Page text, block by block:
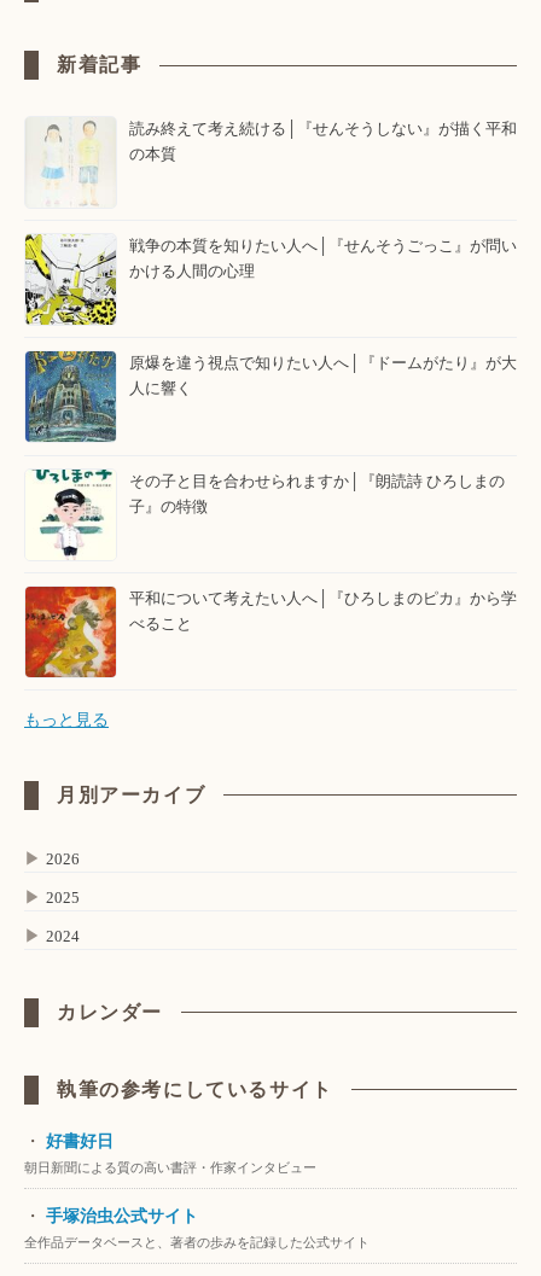
新着記事
読み終えて考え続ける│『せんそうしない』が描く平和
の本質
戦争の本質を知りたい人へ│『せんそうごっこ』が問い
かける人間の心理
原爆を違う視点で知りたい人へ│『ドームがたり』が大
人に響く
その子と目を合わせられますか│『朗読詩 ひろしまの
子』の特徴
平和について考えたい人へ│『ひろしまのピカ』から学
べること
もっと見る
月別アーカイブ
▶ 2026
▶ 2025
▶ 2024
カレンダー
執筆の参考にしているサイト
・ 好書好日
朝日新聞による質の高い書評・作家インタビュー
・ 手塚治虫公式サイト
全作品データベースと、著者の歩みを記録した公式サイト